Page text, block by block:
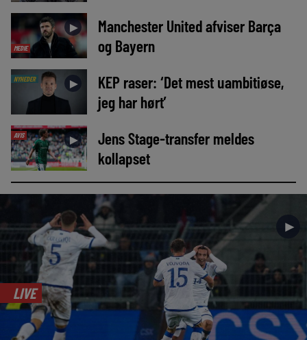
MEDIE
►
Manchester United afviser Barça
og Bayern
NYHEDER ►
KEP raser: ‘Det mest uambitiøse,
jeg har hørt’
AVIS ►
Jens Stage-transfer meldes
kollapset
►
LIVE